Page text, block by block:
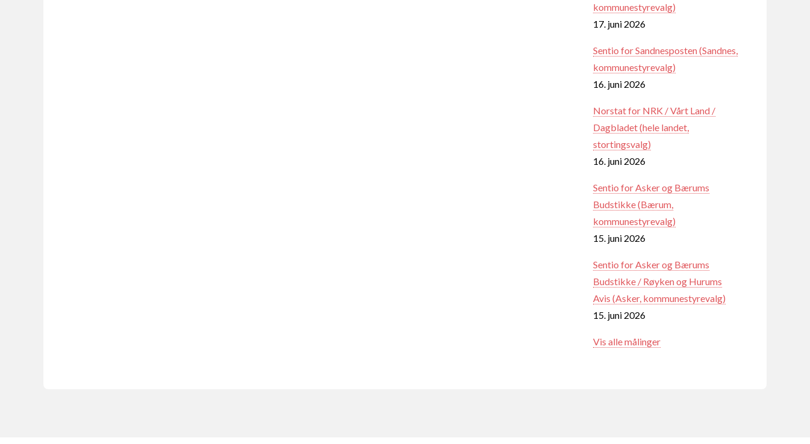
kommunestyrevalg)
17. juni 2026
Sentio for Sandnesposten (Sandnes,
kommunestyrevalg)
16. juni 2026
Norstat for NRK / Vårt Land /
Dagbladet (hele landet,
stortingsvalg)
16. juni 2026
Sentio for Asker og Bærums
Budstikke (Bærum,
kommunestyrevalg)
15. juni 2026
Sentio for Asker og Bærums
Budstikke / Røyken og Hurums
Avis (Asker, kommunestyrevalg)
15. juni 2026
Vis alle målinger